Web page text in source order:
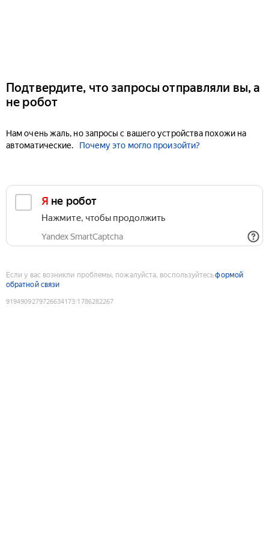
Подтвердите, что запросы отправляли вы, а
не робот
Нам очень жаль, но запросы с вашего устройства похожи на
автоматические.
Почему это могло произойти?
Я не робот
Нажмите, чтобы продолжить
Yandex SmartCaptcha
Если у вас возникли проблемы, пожалуйста, воспользуйтесьформой
обратной связи
9194909279726634173:1786282267